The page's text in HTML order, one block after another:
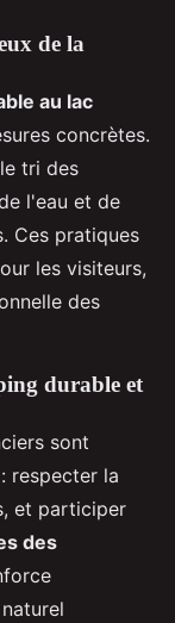
de la
au lac
concrètes.
tri des
l'eau et de
Ces pratiques
les visiteurs,
des
durable et
sont
respecter la
et participer
des